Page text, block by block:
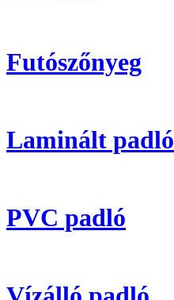
Futószőnyeg
Laminált padló
PVC padló